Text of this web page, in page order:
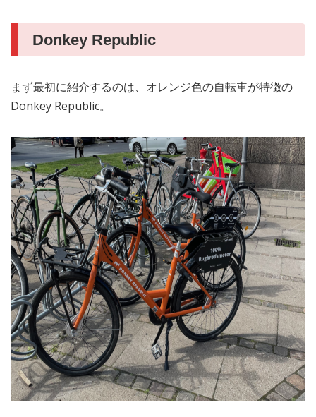
Donkey Republic
まず最初に紹介するのは、オレンジ色の自転車が特徴の
Donkey Republic。